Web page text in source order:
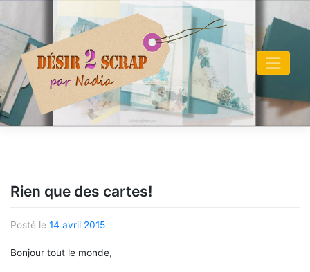
content
Rien que des cartes!
Posté le 14 avril 2015
Bonjour tout le monde,